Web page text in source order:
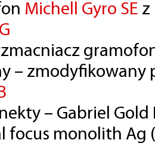
Michell Gyro SE z
– zmodyfikowany
– Gabriel
focus monolith